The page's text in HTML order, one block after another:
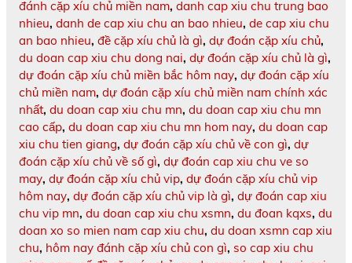
đánh cặp xíu chủ miền nam, danh cap xiu chu trung bao
nhieu, danh de cap xiu chu an bao nhieu, de cap xiu chu
an bao nhieu, đề cặp xíu chủ là gì, dự đoán cặp xíu chủ,
du doan cap xiu chu dong nai, dự đoán cặp xíu chủ là gì,
dự đoán cặp xíu chủ miền bắc hôm nay, dự đoán cặp xíu
chủ miền nam, dự đoán cặp xíu chủ miền nam chính xác
nhất, du doan cap xiu chu mn, du doan cap xiu chu mn
cao cấp, du doan cap xiu chu mn hom nay, du doan cap
xiu chu tien giang, dự đoán cặp xíu chủ về con gì, dự
đoán cặp xíu chủ về số gì, dự đoán cap xiu chu ve so
may, dự đoán cặp xíu chủ vip, dự đoán cặp xíu chủ vip
hôm nay, dự đoán cặp xíu chủ vip là gì, dự đoán cap xiu
chu vip mn, du doan cap xiu chu xsmn, du đoan kqxs, du
doan xo so mien nam cap xiu chu, du doan xsmn cap xiu
chu, hôm nay đánh cặp xíu chủ con gì, so cap xiu chu